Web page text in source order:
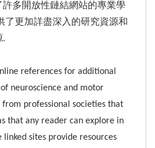
多開放性鏈結網站的專業學
了更加詳盡深入的研究資源和
.
references for additional
neuroscience and motor
from professional societies that
that any reader can explore in
sites provide resources